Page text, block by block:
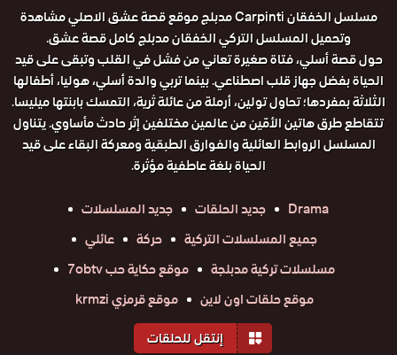
مسلسل الخفقان Carpinti مدبلج موقع قصة عشق الاصلي مشاهدة
وتحميل المسلسل التركي الخفقان مدبلج كامل قصة عشق.
حول قصة أسلي، فتاة صغيرة تعاني من فشل في القلب وتبقى على قيد
الحياة بفضل جهاز قلب اصطناعي. بينما تربي والدة أسلي، هوليا، أطفالها
الثلاثة بمفردها؛ تحاول تولين، أرملة من عائلة ثرية، التمسك بابنتها ميليسا.
تتقاطع طرق هاتين الأمّين من عالمين مختلفين إثر حادث مأساوي. يتناول
المسلسل الروابط العائلية والفوارق الطبقية ومعركة البقاء على قيد
الحياة بلغة عاطفية مؤثرة.
Drama
جديد الحلقات
جديد المسلسلات
جميع المسلسلات التركية
حركة
عائلي
مسلسلات تركية مدبلجة
موقع حكاية حب 7obtv
موقع حلقات اون لاين
موقع قرمزي krmzi
إنتقل للحلقات